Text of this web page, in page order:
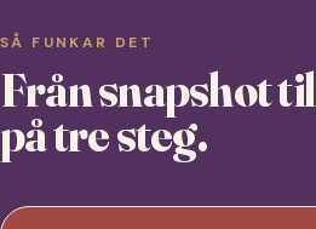
SÅ FUNKAR DET
Från snapshot
på tre steg.